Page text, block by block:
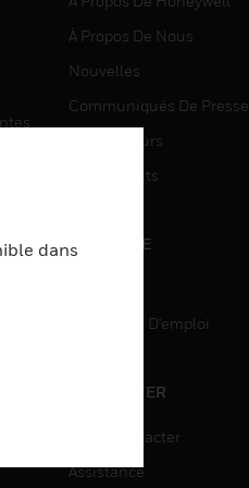
À Propos De Nous
Nouvelles
Communiqués De Presse
Investisseurs
Événements
CARRIÈRE
Recherche D'emploi
CONTACTER
Nous Contacter
Assistance
dans